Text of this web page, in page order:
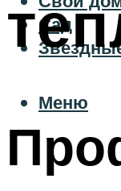
Сад
Меню